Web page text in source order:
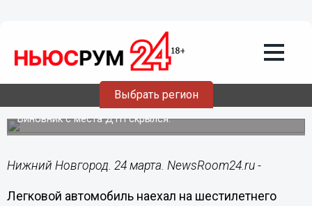
Выбрать регион
Водитель ВАЗа сбил игравшего на
дороге 6-летнего мальчика в
Виновник с места ДТП скрылся.
Нижний Новгород. 24 марта. NewsRoom24.ru -
Легковой автомобиль наехал на шестилетнего